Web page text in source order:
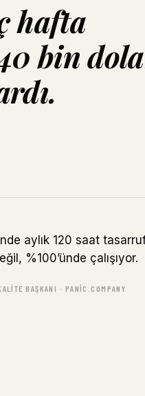
hafta
bin
aylık 120 saat
%100’ünde çalışıyor.
BAŞKANI · PANIC.COMPANY